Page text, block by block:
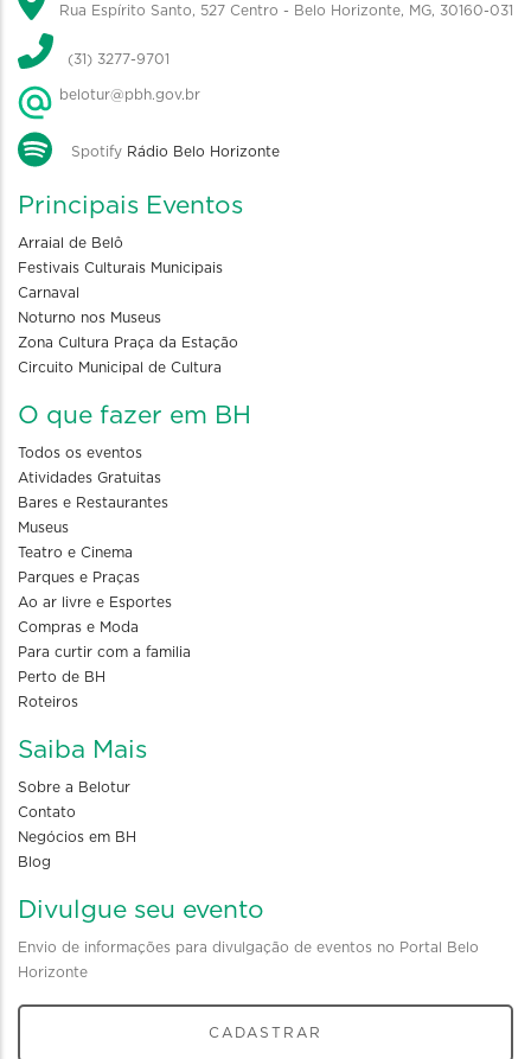
Rua Espírito Santo, 527 Centro - Belo Horizonte, MG, 30160-031
(31) 3277-9701
belotur@pbh.gov.br
Spotify Rádio Belo Horizonte
Principais Eventos
Arraial de Belô
Festivais Culturais Municipais
Carnaval
Noturno nos Museus
Zona Cultura Praça da Estação
Circuito Municipal de Cultura
O que fazer em BH
Todos os eventos
Atividades Gratuitas
Bares e Restaurantes
Museus
Teatro e Cinema
Parques e Praças
Ao ar livre e Esportes
Compras e Moda
Para curtir com a familia
Perto de BH
Roteiros
Saiba Mais
Sobre a Belotur
Contato
Negócios em BH
Blog
Divulgue seu evento
Envio de informações para divulgação de eventos no Portal Belo
Horizonte
CADASTRAR